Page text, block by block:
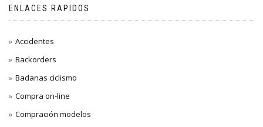
ENLACES RAPIDOS
Accidentes
Backorders
Badanas ciclismo
Compra on-line
Compración modelos